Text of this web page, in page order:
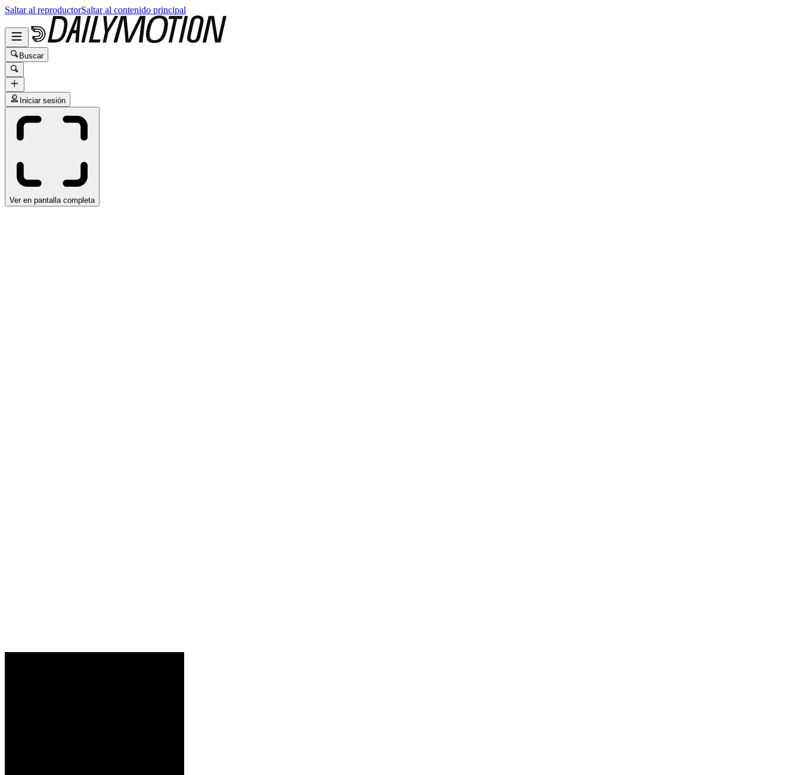
Saltar al reproductorSaltar al contenido principal
Buscar
Iniciar sesión
Ver en pantalla completa